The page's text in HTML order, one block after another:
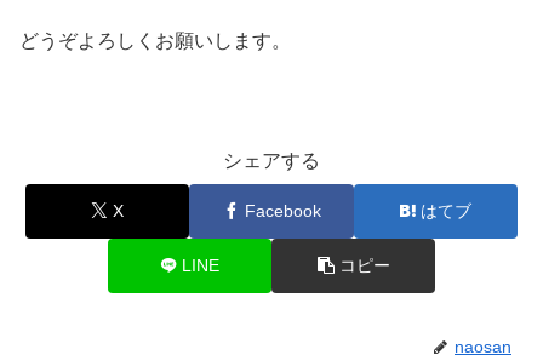
どうぞよろしくお願いします。
シェアする
X Facebook はてブ
LINE コピー
naosan